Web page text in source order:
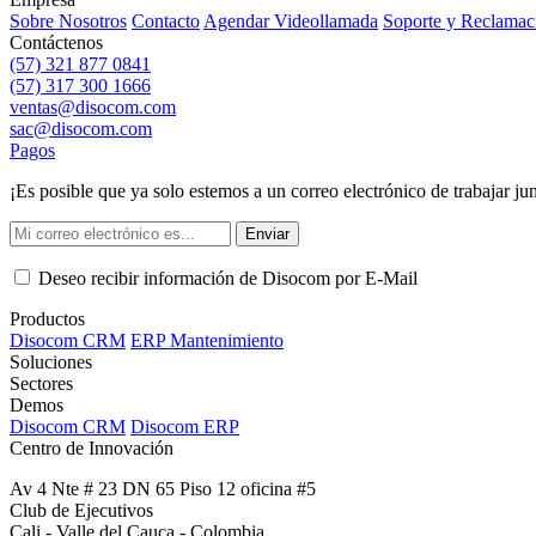
Sobre Nosotros Contacto Agendar Videollamada Soporte y
Contáctenos
(57) 321 877 0841
(57) 317 300 1666
ventas@disocom.com
sac@disocom.com
Pagos
¡Es posible que ya solo estemos a un correo electrónico de trabajar
Enviar
Deseo recibir información de Disocom por E-Mail
Productos
Disocom CRM ERP Mantenimiento
Soluciones
Sectores
Demos
Disocom CRM Disocom ERP
Centro de Innovación
Av 4 Nte # 23 DN 65 Piso 12 oficina #5
Club de Ejecutivos
Cali - Valle del Cauca - Colombia